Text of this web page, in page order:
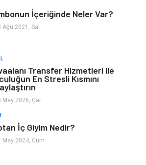
Spor
Tatil
Müzik
İçeriğinde Neler Var?
2021, Sal
Transfer Hizmetleri ile
En Stresli Kısmını
May 2026, Çar
İç Giyim Nedir?
May 2024, Cum